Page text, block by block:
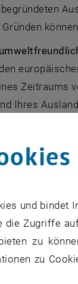
Gründen
Zeitraums
Ihres
für
(Participant
und bindet
Zugriffe
zu
zu